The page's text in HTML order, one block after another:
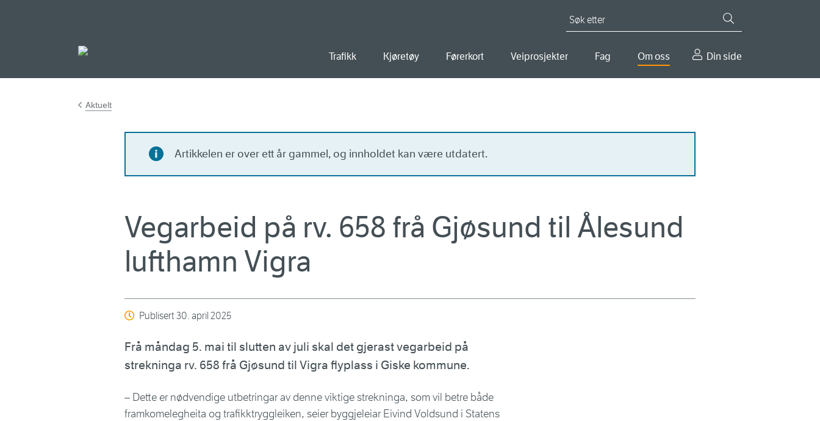
Trafikk Kjøretøy Førerkort Veiprosjekter Fag Om oss Din side
Aktuelt
Artikkelen er over ett år gammel, og innholdet kan være utdatert.
Vegarbeid på rv. 658 frå Gjøsund til Ålesund
lufthamn Vigra
Publisert30. april 2025
Frå måndag 5. mai til slutten av juli skal det gjerast vegarbeid på
strekninga rv. 658 frå Gjøsund til Vigra flyplass i Giske kommune.
– Dette er nødvendige utbetringar av denne viktige strekninga, som vil betre både
framkomelegheita og trafikktryggleiken, seier byggjeleiar Eivind Voldsund i Statens